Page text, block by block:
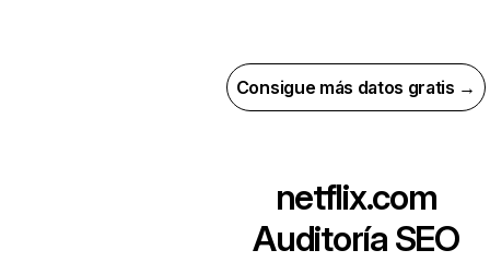
Consigue más datos gratis →
netflix.com
Auditoría SEO